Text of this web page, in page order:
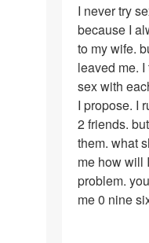
I
never
try
sex
with
any
girl
I never try
because I
to my wife.
leaved me.
sex with
I propose. I
2 friends.
them. what
me how will
problem.
me 0 nine